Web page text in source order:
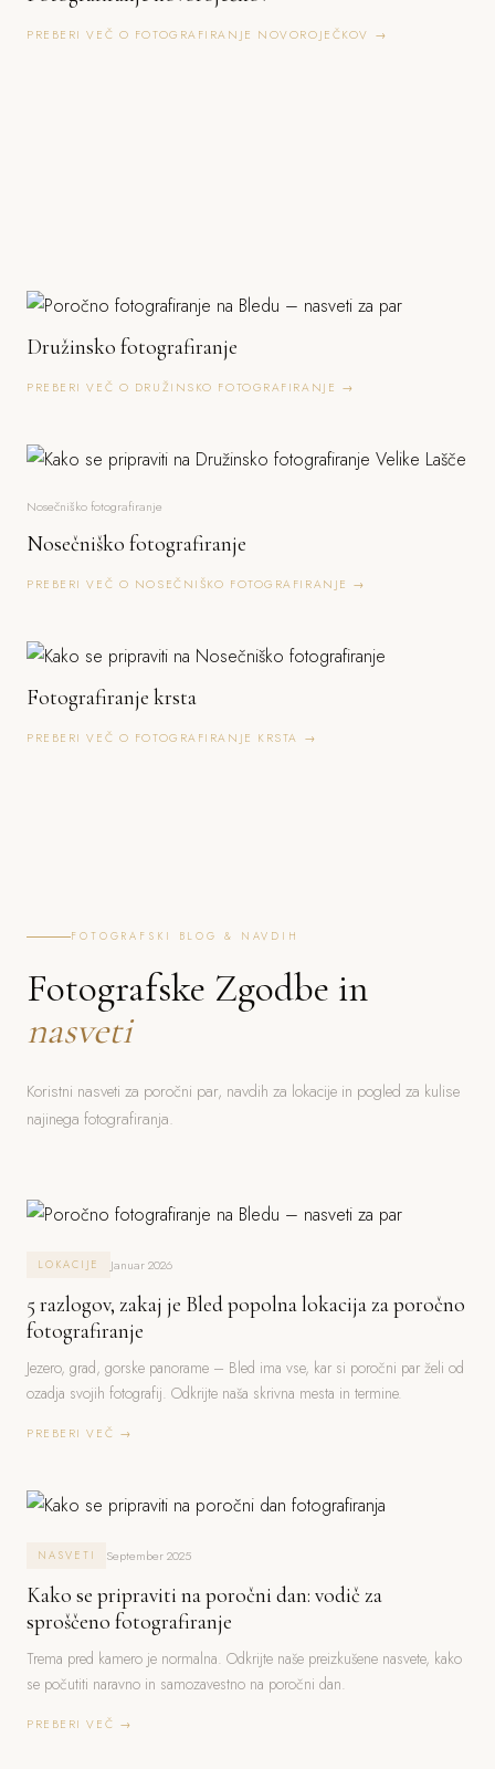
PREBERI VEČ O FOTOGRAFIRANJE NOVOROJEČKOV →
Družinsko fotografiranje
PREBERI VEČ O DRUŽINSKO FOTOGRAFIRANJE →
Nosečniško fotografiranje
Nosečniško fotografiranje
PREBERI VEČ O NOSEČNIŠKO FOTOGRAFIRANJE →
Fotografiranje krsta
PREBERI VEČ O FOTOGRAFIRANJE KRSTA →
FOTOGRAFSKI BLOG & NAVDIH
Fotografske Zgodbe in
nasveti
Koristni nasveti za poročni par, navdih za lokacije in pogled za kulise
najinega fotografiranja.
LOKACIJE Januar 2026
5 razlogov, zakaj je Bled popolna lokacija za poročno
fotografiranje
Jezero, grad, gorske panorame – Bled ima vse, kar si poročni par želi od
ozadja svojih fotografij. Odkrijte naša skrivna mesta in termine.
PREBERI VEČ →
NASVETI September 2025
Kako se pripraviti na poročni dan: vodič za
sproščeno fotografiranje
Trema pred kamero je normalna. Odkrijte naše preizkušene nasvete, kako
se počutiti naravno in samozavestno na poročni dan.
PREBERI VEČ →